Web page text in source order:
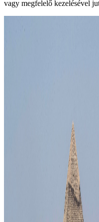
vagy megfelelő kezelésével